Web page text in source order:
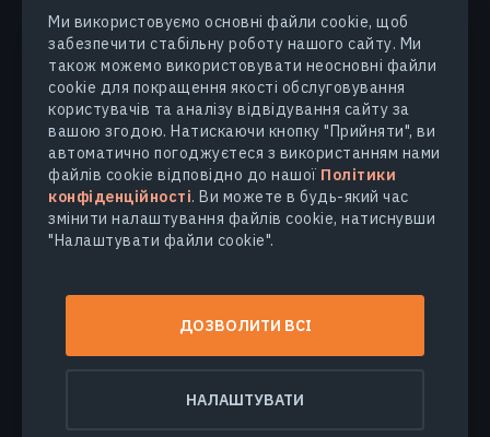
Ми використовуємо основні файли cookie, щоб
забезпечити стабільну роботу нашого сайту. Ми
також можемо використовувати неосновні файли
cookie для покращення якості обслуговування
користувачів та аналізу відвідування сайту за
вашою згодою. Натискаючи кнопку "Прийняти", ви
автоматично погоджуєтеся з використанням нами
файлів cookie відповідно до нашої Політики
конфіденційності. Ви можете в будь-який час
змінити налаштування файлів cookie, натиснувши
"Налаштувати файли cookie".
ДОЗВОЛИТИ ВСІ
НАЛАШТУВАТИ
ПРОДУКТИ ТА РІШЕННЯ
ГАЛУЗІ
КОМПАНІЯ
ДІЗНАТИСЯ БІЛЬШЕ
Всі права захищені.
Не продавайте мої персональні дані